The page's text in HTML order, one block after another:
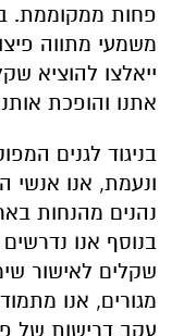
פחות ממקוממת.
משמעי מתווה
ייאלצו להוציא
אתנו והופכת
בניגוד לגנים
ונעמת, אנו אנשי
נהנים מהנחות
בנוסף אנו
שקלים לאישור
מגורים, אנו
עקב דרישות של